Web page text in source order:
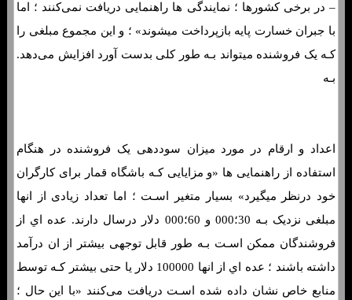
– در برخی کشورها ؛ نمایندگی ها راهنمایی دریافت نمی‌کنند ؛ اما
با جبران خسارت پایه بازپرداخت میشوند» ؛ و این مجموع مبلغی را
کـه یک فروشنده میتواند بـه طور کلی بدست آورد افزایش می‌دهد.
بـه
اعداد و ارقام در مورد میزان سوددهی یک فروشنده در هنگام
استفاده از راهنمایی ها «و مزایایی کـه باشگاه قمار برای کارگران
خود درنظر میگیرد» بسیار متغیر اسـت ؛ اما تعداد زیادی از انها
مبلغی نزدیک بـه 30؛000 و 60؛000 دلار درسال دارند. عده اي از
فروشندگان ممکن اسـت بـه طور قابل توجهی بیشتر از ان درآمد
داشته باشند ؛ عده اي از انها 100000 دلار یا حتی بیشتر کـه توسط
منابع خاص نشان داده شده اسـت دریافت می‌کنند «با این حال ؛